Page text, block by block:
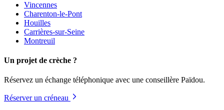
Vincennes
Charenton-le-Pont
Houilles
Carrières-sur-Seine
Montreuil
Un projet de crèche ?
Réservez un échange téléphonique avec une conseillère Païdou.
Réserver un créneau